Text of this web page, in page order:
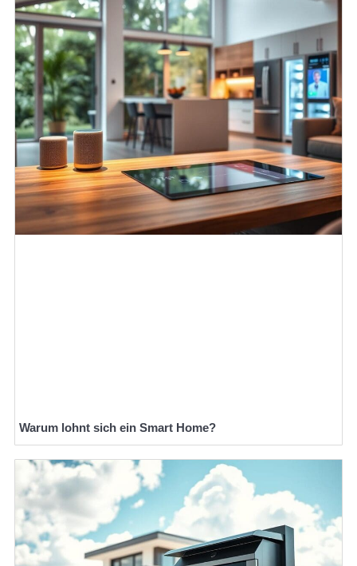
Warum lohnt sich ein Smart Home?